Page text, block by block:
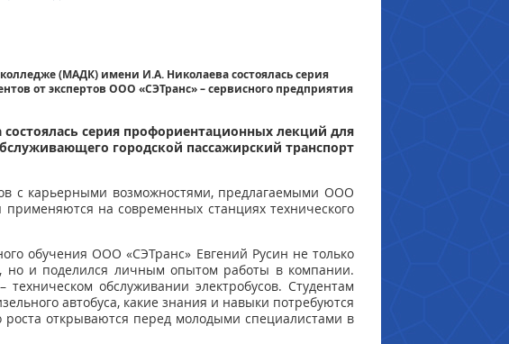
(МАДК) имени И.А. Николаева состоялась серия
от экспертов ООО «СЭТранс» – сервисного предприятия
серия профориентационных лекций для
городской пассажирский транспорт
с карьерными возможностями, предлагаемыми ООО
на современных станциях технического
обучения ООО «СЭТранс» Евгений Русин не только
но и поделился личным опытом работы в компании.
обслуживании электробусов. Студентам
автобуса, какие знания и навыки потребуются
открываются перед молодыми специалистами в